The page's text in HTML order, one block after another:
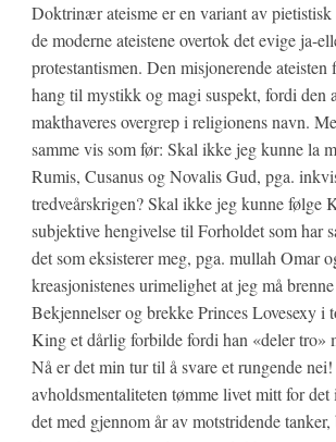
Doktrinær ateisme er en variant av pietistisk
de moderne ateistene overtok det evige ja-
protestantismen. Den misjonerende ateisten
hang til mystikk og magi suspekt, fordi den
makthaveres overgrep i religionens navn.
samme vis som før: Skal ikke jeg kunne la
Rumis, Cusanus og Novalis Gud, pga.
tredveårskrigen? Skal ikke jeg kunne følge
subjektive hengivelse til Forholdet som har
det som eksisterer meg, pga. mullah Omar
kreasjonistenes urimelighet at jeg må
Bekjennelser og brekke Princes Lovesexy i
King et dårlig forbilde fordi han «deler tro»
Nå er det min tur til å svare et rungende nei!
avholdsmentaliteten tømme livet mitt for
det med gjennom år av motstridende